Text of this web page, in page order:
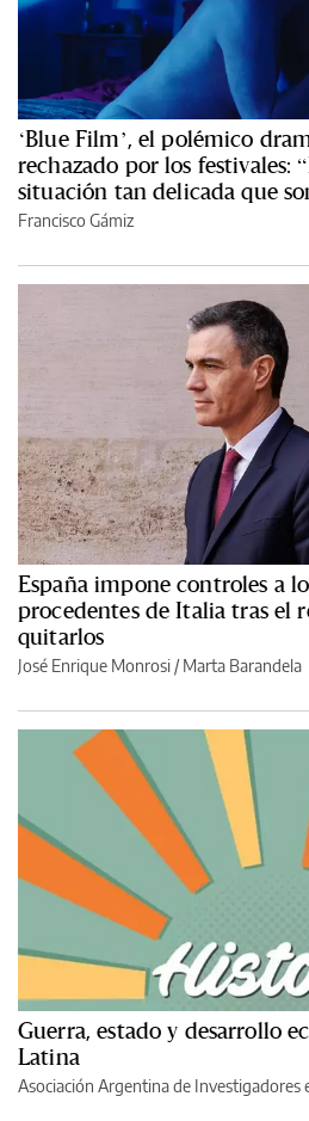
‘Blue Film’, el polémico
rechazado por los festivales:
situación tan delicada que
Francisco Gámiz
España impone controles a
procedentes de Italia tras el
quitarlos
José Enrique Monrosi / Marta Barandela
Guerra, estado y desarrollo
Latina
Asociación Argentina de Investigadores